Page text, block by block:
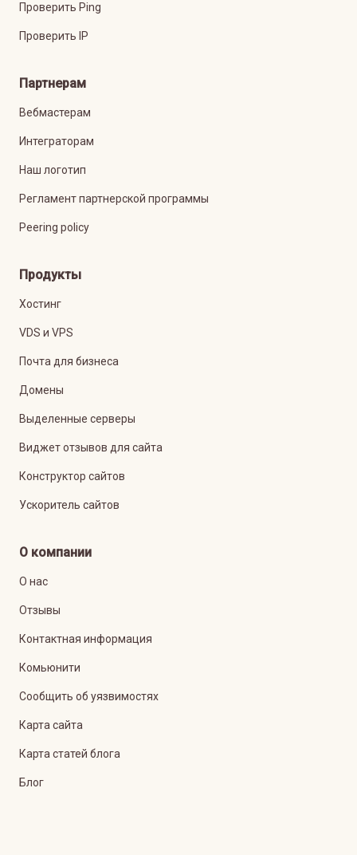
Проверить Ping
Проверить IP
Партнерам
Вебмастерам
Интеграторам
Наш логотип
Регламент партнерской программы
Peering policy
Продукты
Хостинг
VDS и VPS
Почта для бизнеса
Домены
Выделенные серверы
Виджет отзывов для сайта
Конструктор сайтов
Ускоритель сайтов
О компании
О нас
Отзывы
Контактная информация
Комьюнити
Сообщить об уязвимостях
Карта сайта
Карта статей блога
Блог